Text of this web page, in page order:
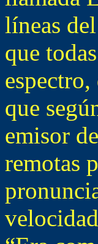
líneas
que
que
emisor
remotas